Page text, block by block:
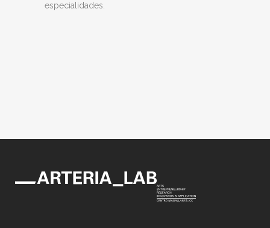
especialidades.